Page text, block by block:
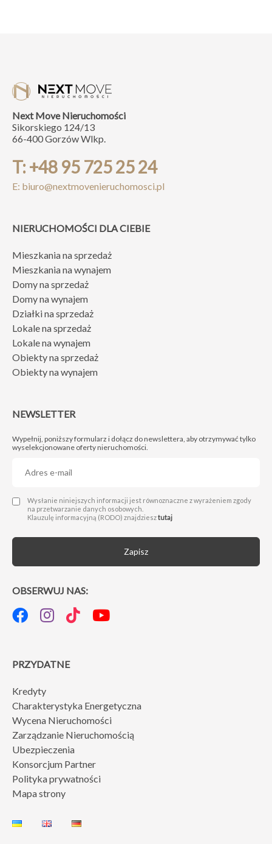
Next Move Nieruchomości
Sikorskiego 124/13
66-400 Gorzów Wlkp.
T: +48 95 725 25 24
E: biuro@nextmovenieruchomosci.pl
NIERUCHOMOŚCI DLA CIEBIE
Mieszkania na sprzedaż
Mieszkania na wynajem
Domy na sprzedaż
Domy na wynajem
Działki na sprzedaż
Lokale na sprzedaż
Lokale na wynajem
Obiekty na sprzedaż
Obiekty na wynajem
NEWSLETTER
Wypełnij, poniższy formularz i dołącz do newslettera, aby otrzymywać tylko
wyselekcjonowane oferty nieruchomości.
Wysłanie niniejszych informacji jest równoznaczne z wyrażeniem zgody
na przetwarzanie danych osobowych.
Klauzulę informacyjną (RODO) znajdziesztutaj
Zapisz
OBSERWUJ NAS:
PRZYDATNE
Kredyty
Charakterystyka Energetyczna
Wycena Nieruchomości
Zarządzanie Nieruchomością
Ubezpieczenia
Konsorcjum Partner
Polityka prywatności
Mapa strony